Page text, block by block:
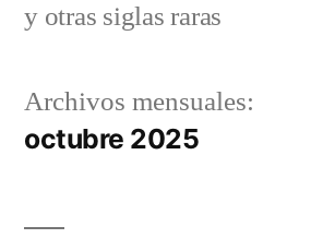
y otras siglas raras
Archivos mensuales:
octubre 2025